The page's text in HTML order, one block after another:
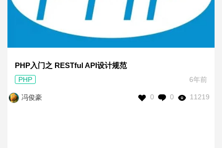
PHP入门之 RESTful API设计规范
PHP 6年前
冯俊豪 11219
0
0